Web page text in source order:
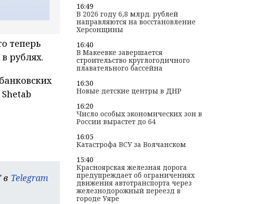
теперь
рублях.
в Telegram
16:49
В 2026 году 6,8 млрд. рублей
направляются на восстановление
Херсонщины
16:40
В Макеевке завершается
строительство круглогодичного
плавательного бассейна
16:30
Новые детские центры в ДНР
16:20
Число особых экономических зон в
России вырастет до 64
16:05
Катастрофа ВСУ за Волчанском
15:40
Красноярская железная дорога
предупреждает об ограничениях
движения автотранспорта через
железнодорожный переезд в
городе Уяре